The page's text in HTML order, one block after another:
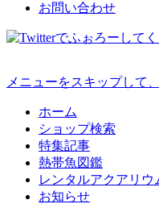
お問い合わせ
メニューをスキップして
ホーム
ショップ検索
特集記事
熱帯魚図鑑
レンタルアクアリウ
お知らせ